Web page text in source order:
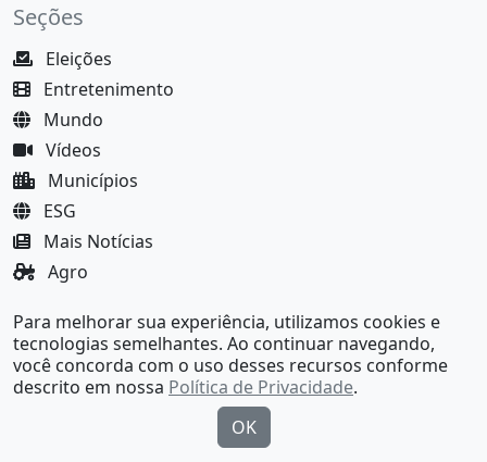
Seções
Eleições
Entretenimento
Mundo
Vídeos
Municípios
ESG
Mais Notícias
Agro
MundoBA Black
Para melhorar sua experiência, utilizamos cookies e
tecnologias semelhantes. Ao continuar navegando,
você concorda com o uso desses recursos conforme
descrito em nossa Política de Privacidade.
OK